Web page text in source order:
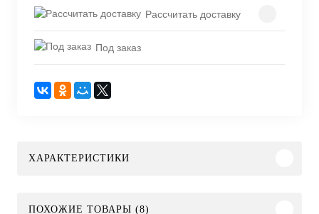
Рассчитать доставку
Под заказ
ХАРАКТЕРИСТИКИ
ПОХОЖИЕ ТОВАРЫ (8)